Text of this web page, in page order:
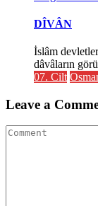
DÎVÂN
İslâm
dâvâların
07. Cilt
Leave a